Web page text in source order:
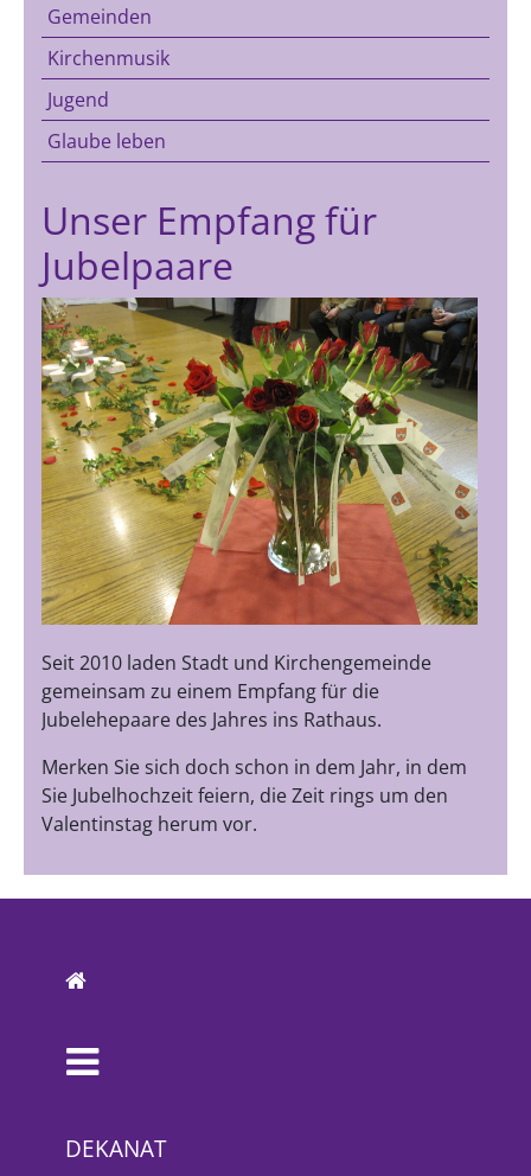
Gemeinden
Kirchenmusik
Jugend
Glaube leben
Unser Empfang für
Jubelpaare
Seit 2010 laden Stadt und Kirchengemeinde
gemeinsam zu einem Empfang für die
Jubelehepaare des Jahres ins Rathaus.
Merken Sie sich doch schon in dem Jahr, in dem
Sie Jubelhochzeit feiern, die Zeit rings um den
Valentinstag herum vor.
DEKANAT